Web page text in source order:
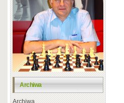
Archiwa
Archiwa